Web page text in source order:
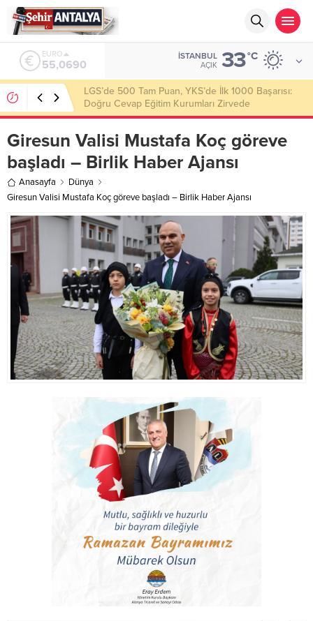
ALTIN
6.525,39
İSTANBUL
AÇIK 33°C
Latif Albayrak’tan Bursa Erzurum Dernekleri
Federasyonu İçin 25 Maddelik Büyük Vizyon
Giresun Valisi Mustafa Koç göreve
başladı – Birlik Haber Ajansı
Anasayfa
Dünya
Giresun Valisi Mustafa Koç göreve başladı – Birlik Haber Ajansı